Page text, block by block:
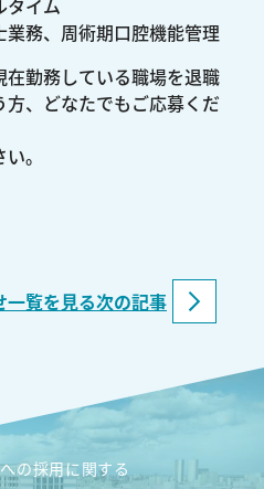
イム
業務、周術期口腔機能管理
勤務している職場を退職
、どなたでもご応募くだ
。
一覧を見る次の記事
の採用に関する